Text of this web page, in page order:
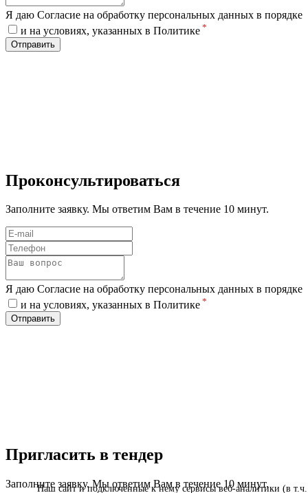
Наш сайт и подключенные к нему сервисы веб-аналитики (в т.ч.
Я даю Согласие на обработку персональных данных в порядке
и на условиях, указанных в Политике *
Отправить
Проконсультироваться
Заполните заявку. Мы ответим Вам в течение 10 минут.
Я даю Согласие на обработку персональных данных в порядке
и на условиях, указанных в Политике *
Отправить
Пригласить в тендер
Заполните заявку. Мы ответим Вам в течение 10 минут.